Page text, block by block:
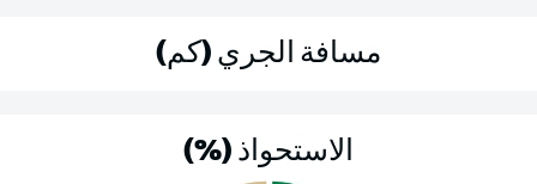
مسافة الجري (كم)
الاستحواذ (%)